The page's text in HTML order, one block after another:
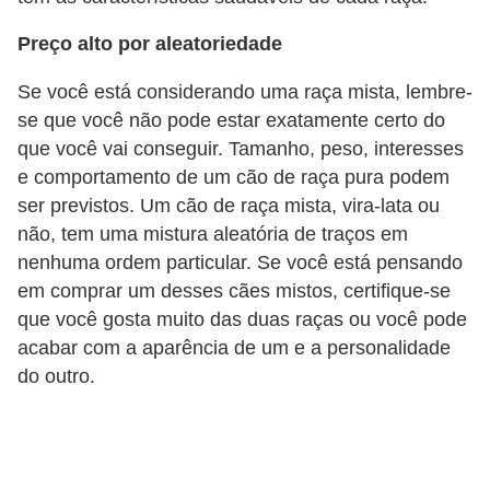
Preço alto por aleatoriedade
Se você está considerando uma raça mista, lembre-
se que você não pode estar exatamente certo do
que você vai conseguir. Tamanho, peso, interesses
e comportamento de um cão de raça pura podem
ser previstos. Um cão de raça mista, vira-lata ou
não, tem uma mistura aleatória de traços em
nenhuma ordem particular. Se você está pensando
em comprar um desses cães mistos, certifique-se
que você gosta muito das duas raças ou você pode
acabar com a aparência de um e a personalidade
do outro.
e
s
e
a
n
f
í
b
i
o